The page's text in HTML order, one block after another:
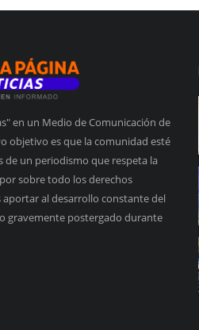
en un Medio de Comunicación de
objetivo es que la comunidad esté
de un periodismo que respeta la
sobre todo los derechos
aportar al desarrollo constante del
gravemente postergado durante